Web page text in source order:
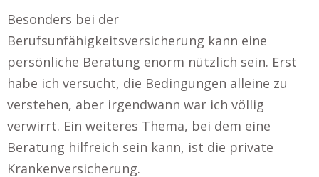
Besonders bei der
Berufsunfähigkeitsversicherung kann eine
persönliche Beratung enorm nützlich sein. Erst
habe ich versucht, die Bedingungen alleine zu
verstehen, aber irgendwann war ich völlig
verwirrt. Ein weiteres Thema, bei dem eine
Beratung hilfreich sein kann, ist die private
Krankenversicherung.